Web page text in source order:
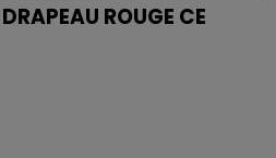
ROUGE CE